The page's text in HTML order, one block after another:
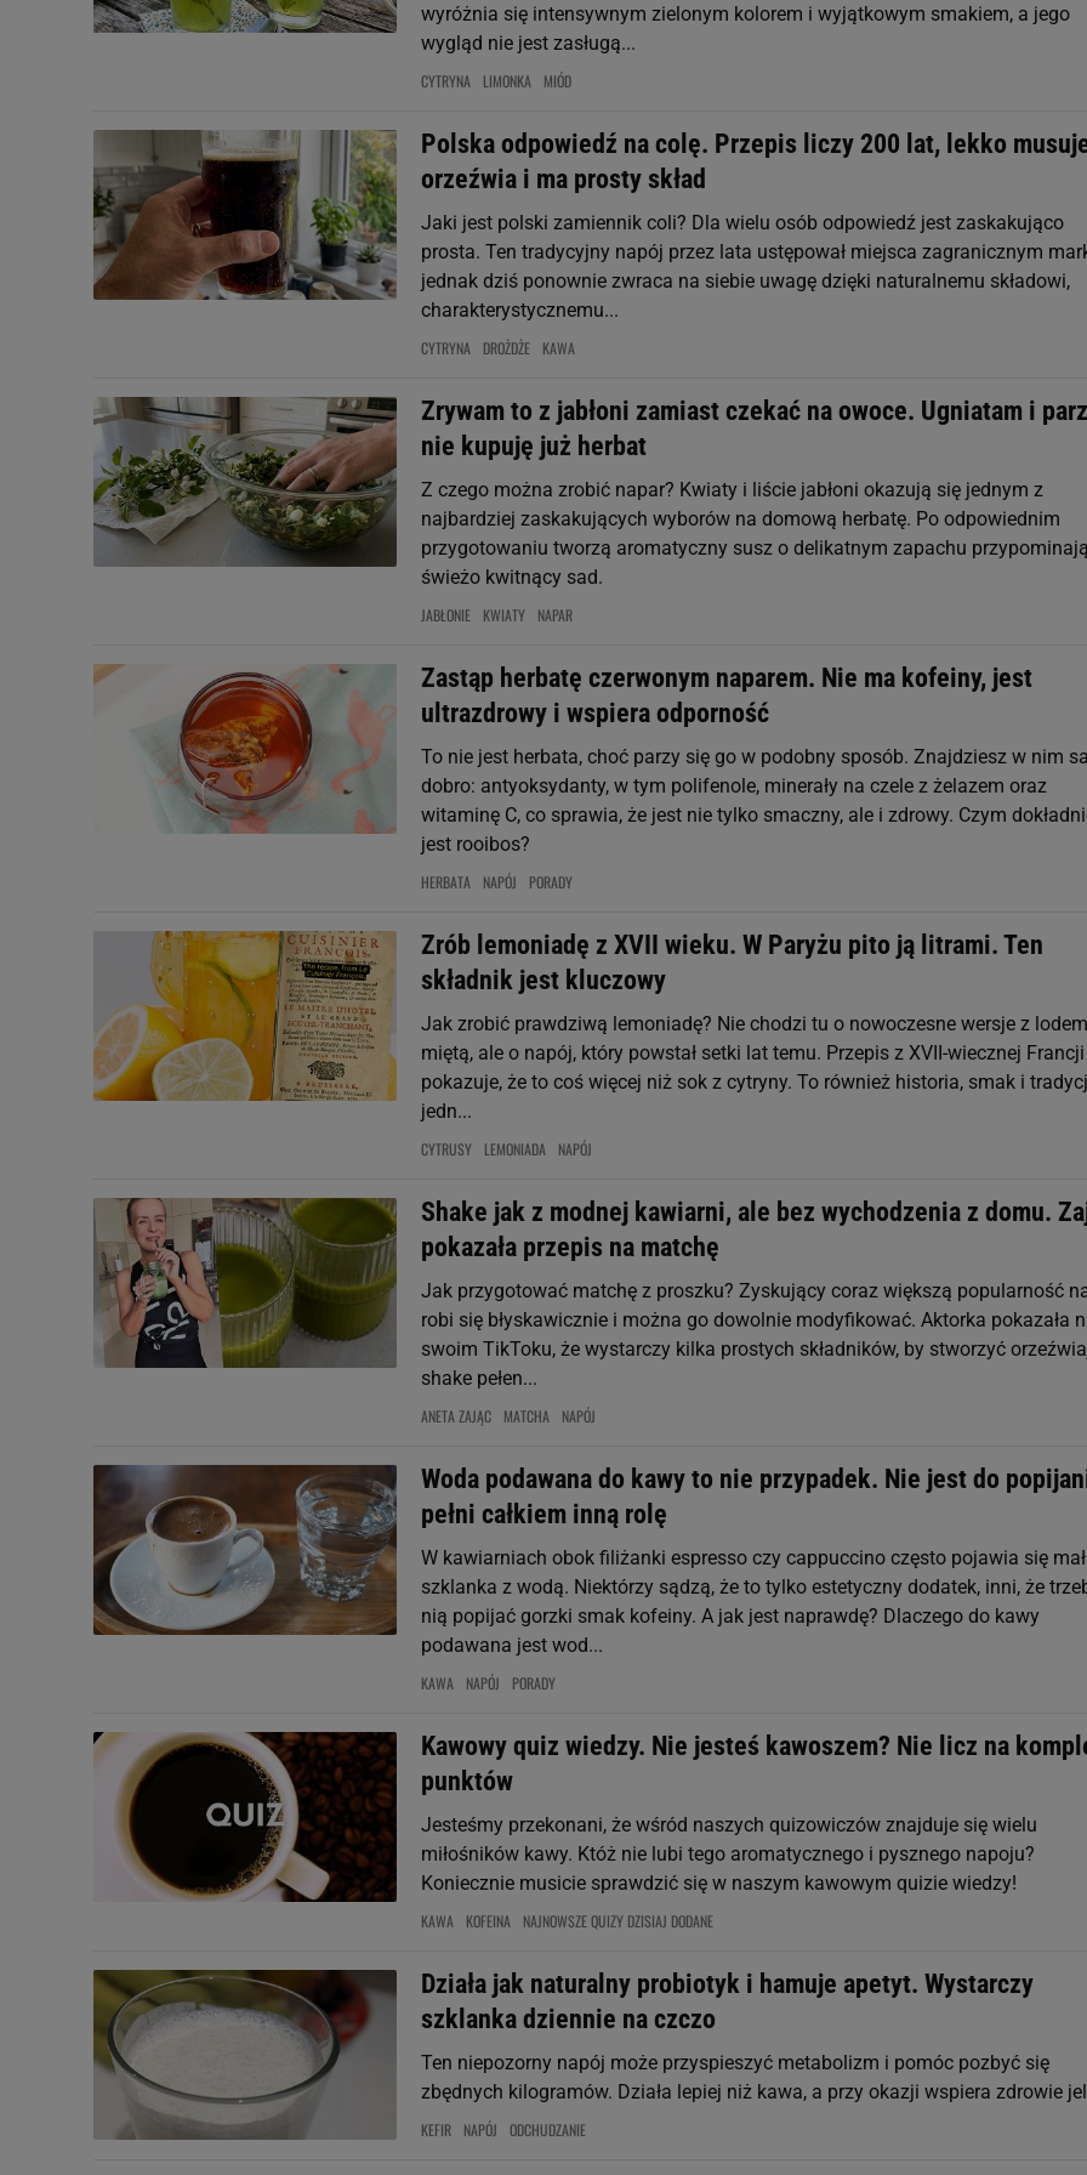
wyróżnia się intensywnym zielonym kolorem i wyjątkowym smakiem, a jego
wygląd nie jest zasługą...
CYTRYNA LIMONKA MIÓD
Polska odpowiedź na colę. Przepis liczy 200 lat, lekko
orzeźwia i ma prosty skład
Jaki jest polski zamiennik coli? Dla wielu osób odpowiedź jest zaskakująco
prosta. Ten tradycyjny napój przez lata ustępował miejsca zagranicznym
jednak dziś ponownie zwraca na siebie uwagę dzięki naturalnemu składowi,
charakterystycznemu...
CYTRYNA DROŻDŻE KAWA
Zrywam to z jabłoni zamiast czekać na owoce. Ugniatam i
nie kupuję już herbat
Z czego można zrobić napar? Kwiaty i liście jabłoni okazują się jednym z
najbardziej zaskakujących wyborów na domową herbatę. Po odpowiednim
przygotowaniu tworzą aromatyczny susz o delikatnym zapachu
świeżo kwitnący sad.
JABŁONIE KWIATY NAPAR
Zastąp herbatę czerwonym naparem. Nie ma kofeiny, jest
ultrazdrowy i wspiera odporność
To nie jest herbata, choć parzy się go w podobny sposób. Znajdziesz w nim
dobro: antyoksydanty, w tym polifenole, minerały na czele z żelazem oraz
witaminę C, co sprawia, że jest nie tylko smaczny, ale i zdrowy. Czym
jest rooibos?
HERBATA NAPÓJ PORADY
Zrób lemoniadę z XVII wieku. W Paryżu pito ją litrami. Ten
składnik jest kluczowy
Jak zrobić prawdziwą lemoniadę? Nie chodzi tu o nowoczesne wersje z
miętą, ale o napój, który powstał setki lat temu. Przepis z XVII-wiecznej Francji
pokazuje, że to coś więcej niż sok z cytryny. To również historia, smak i
jedn...
CYTRUSY LEMONIADA NAPÓJ
Shake jak z modnej kawiarni, ale bez wychodzenia z domu.
pokazała przepis na matchę
Jak przygotować matchę z proszku? Zyskujący coraz większą popularność
robi się błyskawicznie i można go dowolnie modyfikować. Aktorka pokazała
swoim TikToku, że wystarczy kilka prostych składników, by stworzyć
shake pełen...
ANETA ZAJĄC MATCHA NAPÓJ
Woda podawana do kawy to nie przypadek. Nie jest do
pełni całkiem inną rolę
W kawiarniach obok filiżanki espresso czy cappuccino często pojawia się
szklanka z wodą. Niektórzy sądzą, że to tylko estetyczny dodatek, inni, że
nią popijać gorzki smak kofeiny. A jak jest naprawdę? Dlaczego do kawy
podawana jest wod...
KAWA NAPÓJ PORADY
Kawowy quiz wiedzy. Nie jesteś kawoszem? Nie licz na
punktów
Jesteśmy przekonani, że wśród naszych quizowiczów znajduje się wielu
miłośników kawy. Któż nie lubi tego aromatycznego i pysznego napoju?
Koniecznie musicie sprawdzić się w naszym kawowym quizie wiedzy!
KAWA KOFEINA NAJNOWSZE QUIZY DZISIAJ DODANE
Działa jak naturalny probiotyk i hamuje apetyt. Wystarczy
szklanka dziennie na czczo
Ten niepozorny napój może przyspieszyć metabolizm i pomóc pozbyć się
zbędnych kilogramów. Działa lepiej niż kawa, a przy okazji wspiera zdrowie
KEFIR NAPÓJ ODCHUDZANIE